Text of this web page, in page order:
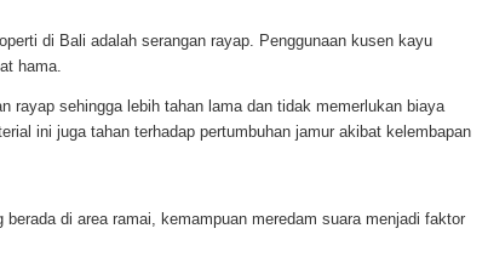
di Bali adalah serangan rayap. Penggunaan kusen kayu
hama.
rayap sehingga lebih tahan lama dan tidak memerlukan biaya
ini juga tahan terhadap pertumbuhan jamur akibat kelembapan
di area ramai, kemampuan meredam suara menjadi faktor